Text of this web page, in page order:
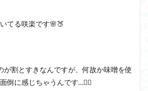
てる咲楽です🌸🍑
が割とすきなんですが、何故か味噌を使
倒に感じちゃうんです…😵‍💫